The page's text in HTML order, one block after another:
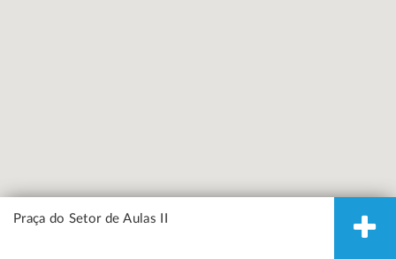
Praça do Setor de Aulas II